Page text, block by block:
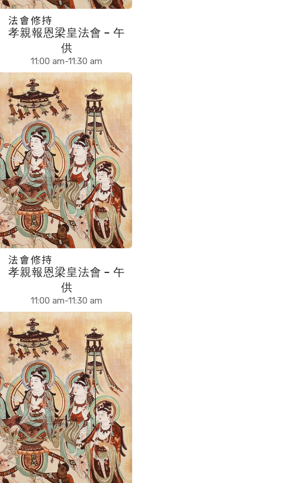
法會修持
孝親報恩梁皇法會 – 午
供
11:00 am-11:30 am
法會修持
孝親報恩梁皇法會 – 午
供
11:00 am-11:30 am